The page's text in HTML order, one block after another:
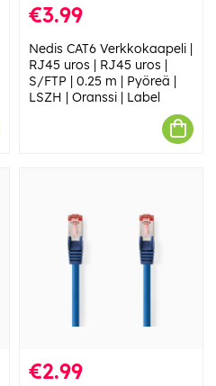
€3.99
Nedis CAT6 Verkkokaapeli |
RJ45 uros | RJ45 uros |
S/FTP | 0.25 m | Pyöreä |
LSZH | Oranssi | Label
€2.99